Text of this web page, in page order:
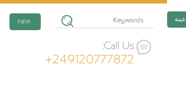
عينة English
Call Us:
+249120777872